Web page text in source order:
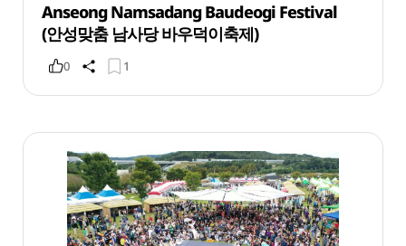
Anseong Namsadang Baudeogi Festival
(안성맞춤 남사당 바우덕이축제)
0 1